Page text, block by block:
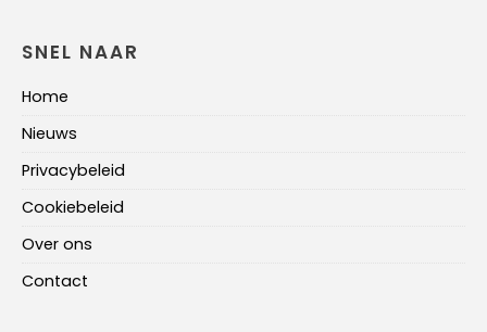
SNEL NAAR
Home
Nieuws
Privacybeleid
Cookiebeleid
Over ons
Contact